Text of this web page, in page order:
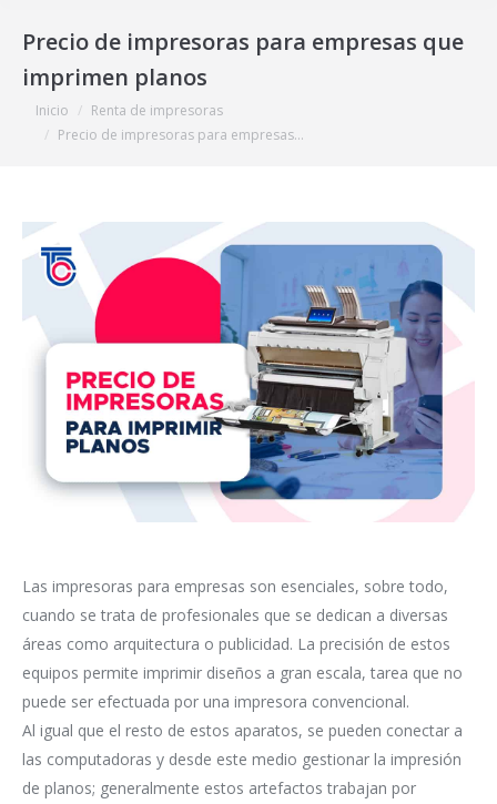
Precio de impresoras para empresas que
imprimen planos
Estás aquí:
Inicio
Renta de impresoras
Precio de impresoras para empresas…
Las impresoras para empresas son esenciales, sobre todo,
cuando se trata de profesionales que se dedican a diversas
áreas como arquitectura o publicidad. La precisión de estos
equipos permite imprimir diseños a gran escala, tarea que no
puede ser efectuada por una impresora convencional.
Al igual que el resto de estos aparatos, se pueden conectar a
las computadoras y desde este medio gestionar la impresión
de planos; generalmente estos artefactos trabajan por